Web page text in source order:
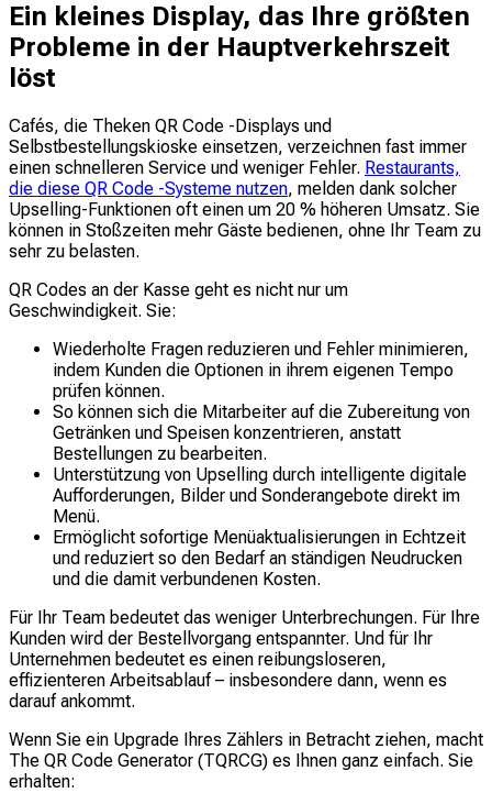
Ein kleines Display, das Ihre größten
Probleme in der Hauptverkehrszeit
löst
Cafés, die Theken QR Code -Displays und
Selbstbestellungskioske einsetzen, verzeichnen fast immer
einen schnelleren Service und weniger Fehler. Restaurants,
die diese QR Code -Systeme nutzen, melden dank solcher
Upselling-Funktionen oft einen um 20 % höheren Umsatz. Sie
können in Stoßzeiten mehr Gäste bedienen, ohne Ihr Team zu
sehr zu belasten.
QR Codes an der Kasse geht es nicht nur um
Geschwindigkeit. Sie:
Wiederholte Fragen reduzieren und Fehler minimieren,
indem Kunden die Optionen in ihrem eigenen Tempo
prüfen können.
So können sich die Mitarbeiter auf die Zubereitung von
Getränken und Speisen konzentrieren, anstatt
Bestellungen zu bearbeiten.
Unterstützung von Upselling durch intelligente digitale
Aufforderungen, Bilder und Sonderangebote direkt im
Menü.
Ermöglicht sofortige Menüaktualisierungen in Echtzeit
und reduziert so den Bedarf an ständigen Neudrucken
und die damit verbundenen Kosten.
Für Ihr Team bedeutet das weniger Unterbrechungen. Für Ihre
Kunden wird der Bestellvorgang entspannter. Und für Ihr
Unternehmen bedeutet es einen reibungsloseren,
effizienteren Arbeitsablauf – insbesondere dann, wenn es
darauf ankommt.
Wenn Sie ein Upgrade Ihres Zählers in Betracht ziehen, macht
The QR Code Generator (TQRCG) es Ihnen ganz einfach. Sie
erhalten: